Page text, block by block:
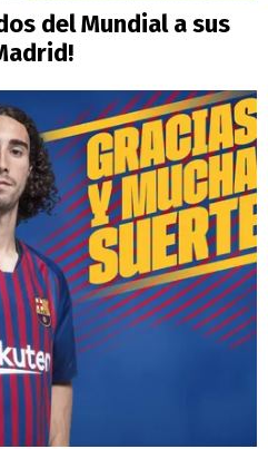
del Mundial a sus